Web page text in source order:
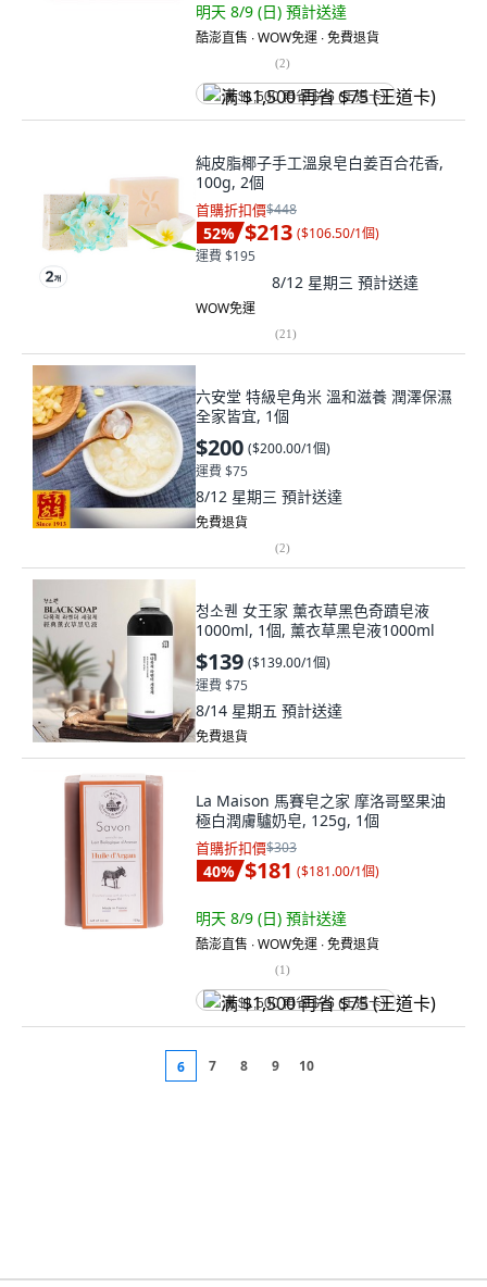
明天 8/9 (日) 預計送達
酷澎直售 ∙ WOW免運 ∙ 免費退貨
(2)
满 $1,500 再省 $75 (王道卡)
純皮脂椰子手工溫泉皂白姜百合花香,
100g, 2個
首購折扣價$448
52% $213 ($106.50/1個)
運費 $195
8/12 星期三 預計送達
WOW免運
(21)
六安堂 特級皂角米 溫和滋養 潤澤保濕
全家皆宜, 1個
$200 ($200.00/1個)
運費 $75
8/12 星期三 預計送達
免費退貨
(2)
청소퀜 女王家 薰衣草黑色奇蹟皂液
1000ml, 1個, 薰衣草黑皂液1000ml
$139 ($139.00/1個)
運費 $75
8/14 星期五 預計送達
免費退貨
La Maison 馬賽皂之家 摩洛哥堅果油
極白潤膚驢奶皂, 125g, 1個
首購折扣價$303
40% $181 ($181.00/1個)
明天 8/9 (日) 預計送達
酷澎直售 ∙ WOW免運 ∙ 免費退貨
(1)
满 $1,500 再省 $75 (王道卡)
6 7 8 9 10